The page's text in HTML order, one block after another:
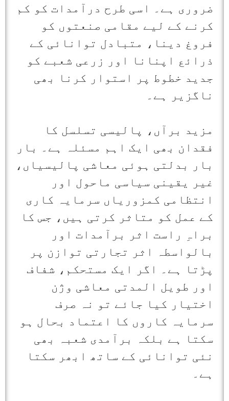
ضروری ہے۔ اسی طرح درآمدات کو کم
کرنے کے لیے مقامی صنعتوں کو
فروغ دینا، متبادل توانائی کے
ذرائع اپنانا اور زرعی شعبے کو
جدید خطوط پر استوار کرنا بھی
ناگزیر ہے۔
مزید برآں، پالیسی تسلسل کا
فقدان بھی ایک اہم مسئلہ ہے۔ بار
بار بدلتی ہوئی معاشی پالیسیاں،
غیر یقینی سیاسی ماحول اور
انتظامی کمزوریاں سرمایہ کاری
کے عمل کو متاثر کرتی ہیں، جس کا
براہِ راست اثر برآمدات اور
بالواسطہ اثر تجارتی توازن پر
پڑتا ہے۔ اگر ایک مستحکم، شفاف
اور طویل المدتی معاشی وژن
اختیار کیا جائے تو نہ صرف
سرمایہ کاروں کا اعتماد بحال ہو
سکتا ہے بلکہ برآمدی شعبہ بھی
نئی توانائی کے ساتھ ابھر سکتا
ہے۔